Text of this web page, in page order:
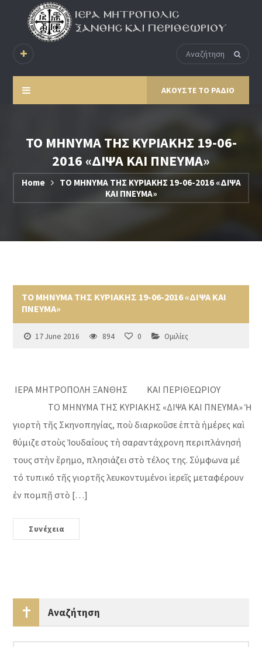
ΑΚΟΥΣΤΕ ΤΟ ΡΑΔΙΟ
ΤΟ ΜΗΝΥΜΑ ΤΗΣ ΚΥΡΙΑΚΗΣ 19-06-
2016 «ΔΙΨΑ ΚΑΙ ΠΝΕΥΜΑ»
Home
ΤΟ ΜΗΝΥΜΑ ΤΗΣ ΚΥΡΙΑΚΗΣ 19-06-2016 «ΔΙΨΑ
ΚΑΙ ΠΝΕΥΜΑ»
ΤΟ ΜΗΝΥΜΑ ΤΗΣ ΚΥΡΙΑΚΗΣ 19-06-2016 «ΔΙΨΑ ΚΑΙ
ΠΝΕΥΜΑ»
17 June 2016 894 0 Ομιλίες
ΙΕΡΑ ΜΗΤΡΟΠΟΛΗ ΞΑΝΘΗΣ ΚΑΙ ΠΕΡΙΘΕΩΡΙΟΥ
ΤΟ ΜΗΝΥΜΑ ΤΗΣ ΚΥΡΙΑΚΗΣ «ΔΙΨΑ ΚΑΙ ΠΝΕΥΜΑ» Ἡ
γιορτὴ τῆς Σκηνοπηγίας, ποὺ διαρκοῦσε ἑπτὰ ἡμέρες καὶ
θύμιζε στοὺς Ἰουδαίους τὴ σαραντάχρονη περιπλάνησή
τους στὴν ἔρημο, πλησιάζει στὸ τέλος της. Σύμφωνα μέ
τό τυπικό τῆς γιορτῆς λευκοντυμένοι ἱερεῖς μεταφέρουν
ἐν πομπῇ στὸ […]
Συνέχεια
Αναζήτηση